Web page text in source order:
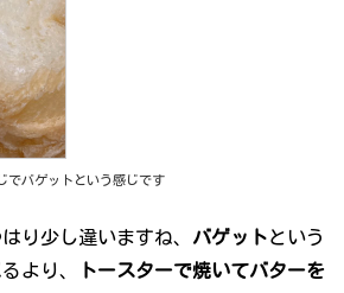
でバゲットという感じです
り少し違いますね、 バゲットという
より、
トースターで焼いてバターを